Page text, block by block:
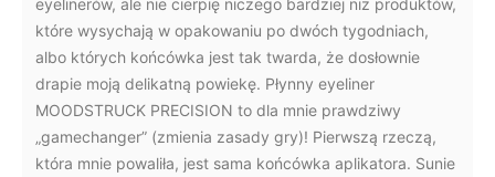
eyelinerów, ale nie cierpię niczego bardziej niż produktów,
które wysychają w opakowaniu po dwóch tygodniach,
albo których końcówka jest tak twarda, że dosłownie
drapie moją delikatną powiekę. Płynny eyeliner
MOODSTRUCK PRECISION to dla mnie prawdziwy
„gamechanger” (zmienia zasady gry)! Pierwszą rzeczą,
która mnie powaliła, jest sama końcówka aplikatora. Sunie